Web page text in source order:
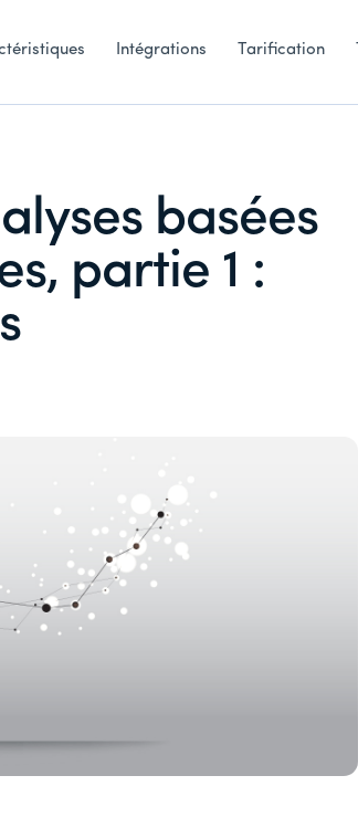
Intégrations Tarification
basées
partie 1 :